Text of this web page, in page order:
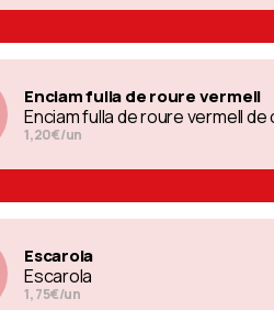
Enciam fulla de roure vermell
Enciam fulla de roure vermell de
1,20€/un
Escarola
Escarola
1, 75€/un